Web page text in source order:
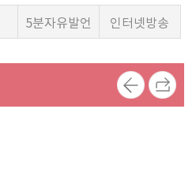
5분자유발언 인터넷방송